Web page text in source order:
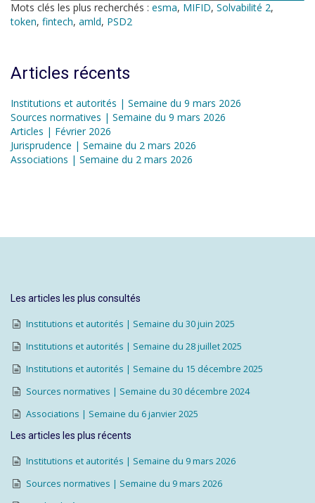
Mots clés les plus recherchés : esma, MIFID, Solvabilité 2,
token, fintech, amld, PSD2
Articles récents
Institutions et autorités | Semaine du 9 mars 2026
Sources normatives | Semaine du 9 mars 2026
Articles | Février 2026
Jurisprudence | Semaine du 2 mars 2026
Associations | Semaine du 2 mars 2026
Les articles les plus consultés
Institutions et autorités | Semaine du 30 juin 2025
Institutions et autorités | Semaine du 28 juillet 2025
Institutions et autorités | Semaine du 15 décembre 2025
Sources normatives | Semaine du 30 décembre 2024
Associations | Semaine du 6 janvier 2025
Les articles les plus récents
Institutions et autorités | Semaine du 9 mars 2026
Sources normatives | Semaine du 9 mars 2026